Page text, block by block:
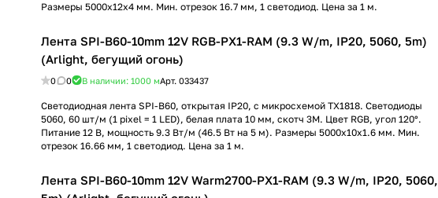
Размеры 5000x12x4 мм. Мин. отрезок 16.7 мм, 1 светодиод. Цена за 1 м.
Лента SPI-B60-10mm 12V RGB-PX1-RAM (9.3 W/m, IP20, 5060, 5m)
(Arlight, бегущий огонь)
0 0 В наличии: 1000 мАрт. 033437
Светодиодная лента SPI-B60, открытая IP20, с микросхемой TX1818. Светодиоды
5060, 60 шт/м (1 pixel = 1 LED), белая плата 10 мм, скотч 3М. Цвет RGB, угол 120°.
Питание 12 В, мощность 9.3 Вт/м (46.5 Вт на 5 м). Размеры 5000x10x1.6 мм. Мин.
отрезок 16.66 мм, 1 светодиод. Цена за 1 м.
Лента SPI-B60-10mm 12V Warm2700-PX1-RAM (9.3 W/m, IP20, 5060,